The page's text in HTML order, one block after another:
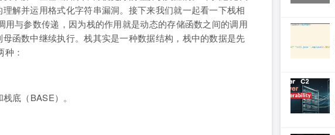
解并运用格式化字符串漏洞。接下来我们就一起看一下栈相
与参数传递，因为栈的作用就是动态的存储函数之间的调用
函数中继续执行。栈其实是一种数据结构，栈中的数据是先
：
底（BASE）。